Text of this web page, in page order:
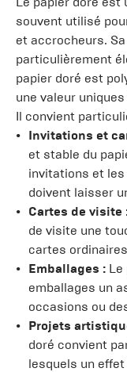
souvent utilisé
et accrocheurs.
particulièrement
papier doré est
une valeur
Il convient
Invitations et
et stable du
invitations et
doivent laisser
Cartes de visite
de visite une
cartes
Emballages : Le
emballages un
occasions ou
Projets
doré convient
lesquels un